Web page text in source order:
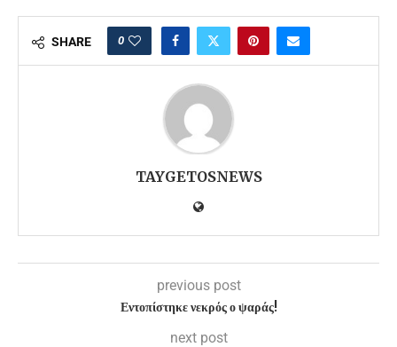
SHARE 0
TAYGETOSNEWS
previous post
Εντοπίστηκε νεκρός ο ψαράς!
next post